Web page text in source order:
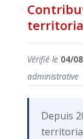
Vérifié le 04/
administrative
Depuis